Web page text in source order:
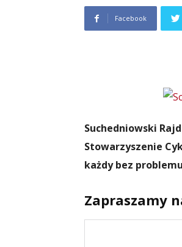
Facebook
Suchedniowski
Stowarzyszenie
każdy bez
Zapraszamy